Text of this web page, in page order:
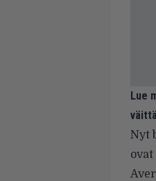
Lue
Nyt